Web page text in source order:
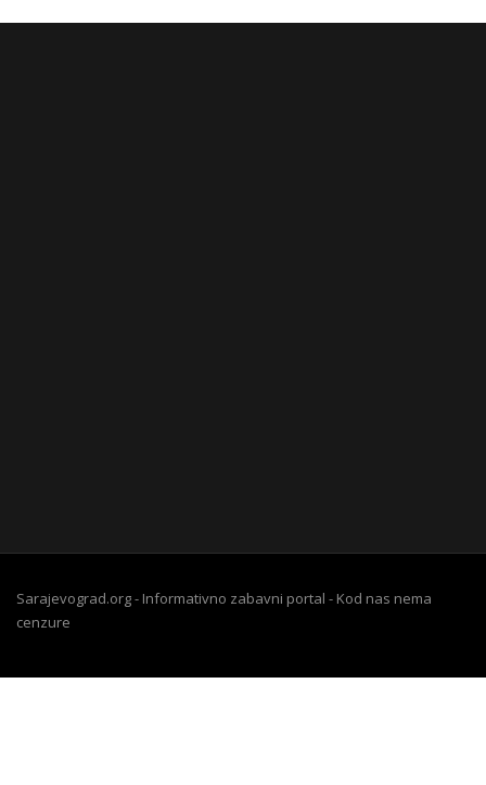
Sarajevograd.org - Informativno zabavni portal - Kod nas nema
cenzure